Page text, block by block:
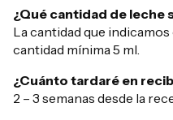
¿Qué cantidad de leche
La cantidad que
cantidad mínima 5 ml.
¿Cuánto tardaré en
2 – 3 semanas desde la